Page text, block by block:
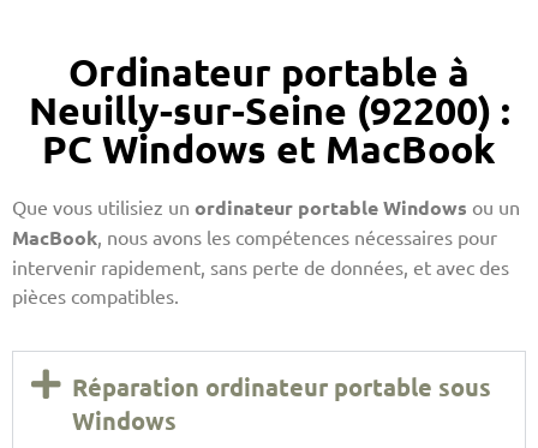
Ordinateur portable à
Neuilly-sur-Seine (92200) :
PC Windows et MacBook
Que vous utilisiez un ordinateur portable Windows ou un
MacBook , nous avons les compétences nécessaires pour
intervenir rapidement, sans perte de données, et avec des
pièces compatibles.
Réparation ordinateur portable sous
Windows